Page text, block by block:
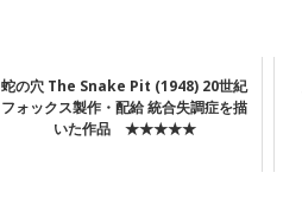
蛇の穴 The Snake Pit (1948) 20世紀
フォックス製作・配給 統合失調症を描
いた作品 ★★★★★